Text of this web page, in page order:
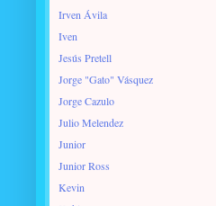
Irven Ávila
Iven
Jesús Pretell
Jorge "Gato" Vásquez
Jorge Cazulo
Julio Melendez
Junior
Junior Ross
Kevin